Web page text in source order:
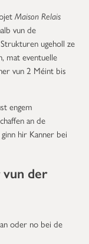
Maison Relais
vun de
ugeholl ze
mat eventuelle
vun 2 Méint bis
engem
an de
hir Kanner bei
der
oder no bei de